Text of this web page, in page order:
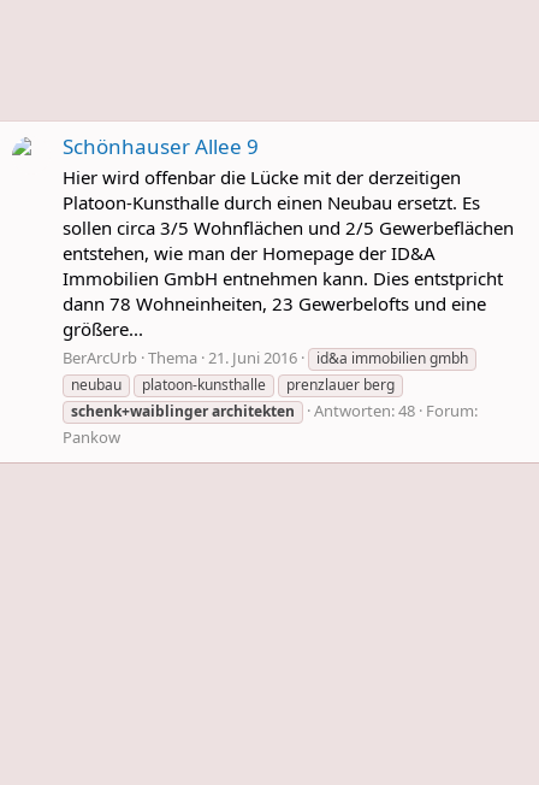
Schönhauser Allee 9
Hier wird offenbar die Lücke mit der derzeitigen
Platoon-Kunsthalle durch einen Neubau ersetzt. Es
sollen circa 3/5 Wohnflächen und 2/5 Gewerbeflächen
entstehen, wie man der Homepage der ID&A
Immobilien GmbH entnehmen kann. Dies entstpricht
dann 78 Wohneinheiten, 23 Gewerbelofts und eine
größere...
BerArcUrb Thema 21. Juni 2016
id&a immobilien gmbh
neubau
platoon-kunsthalle
prenzlauer berg
schenk+waiblingerarchitekten Antworten: 48 Forum:
Pankow